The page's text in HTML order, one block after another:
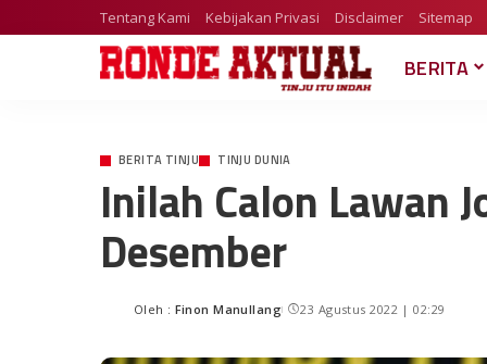
Tentang Kami Kebijakan Privasi Disclaimer Sitemap
BERITA
BERITA TINJU TINJU DUNIA
Inilah Calon Lawan
Desember
Oleh : Finon Manullang 23 Agustus 2022 | 02:29